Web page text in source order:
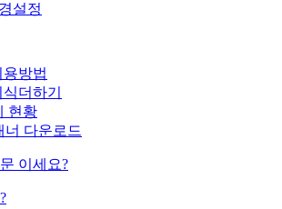
설정
용방법
더하기
현황
너 다운로드
이세요?